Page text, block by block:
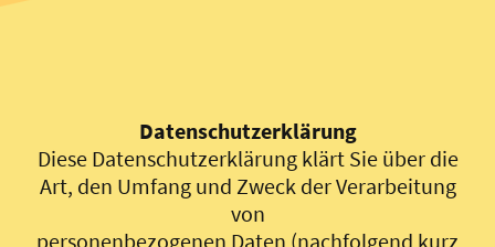
Datenschutzerklärung
Diese Datenschutzerklärung klärt Sie über die
Art, den Umfang und Zweck der Verarbeitung
von
personenbezogenen Daten (nachfolgend kurz